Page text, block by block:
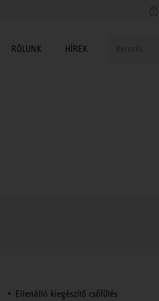
RÓLUNK HÍREK
Ellenálló kiegészítő csőfűtés